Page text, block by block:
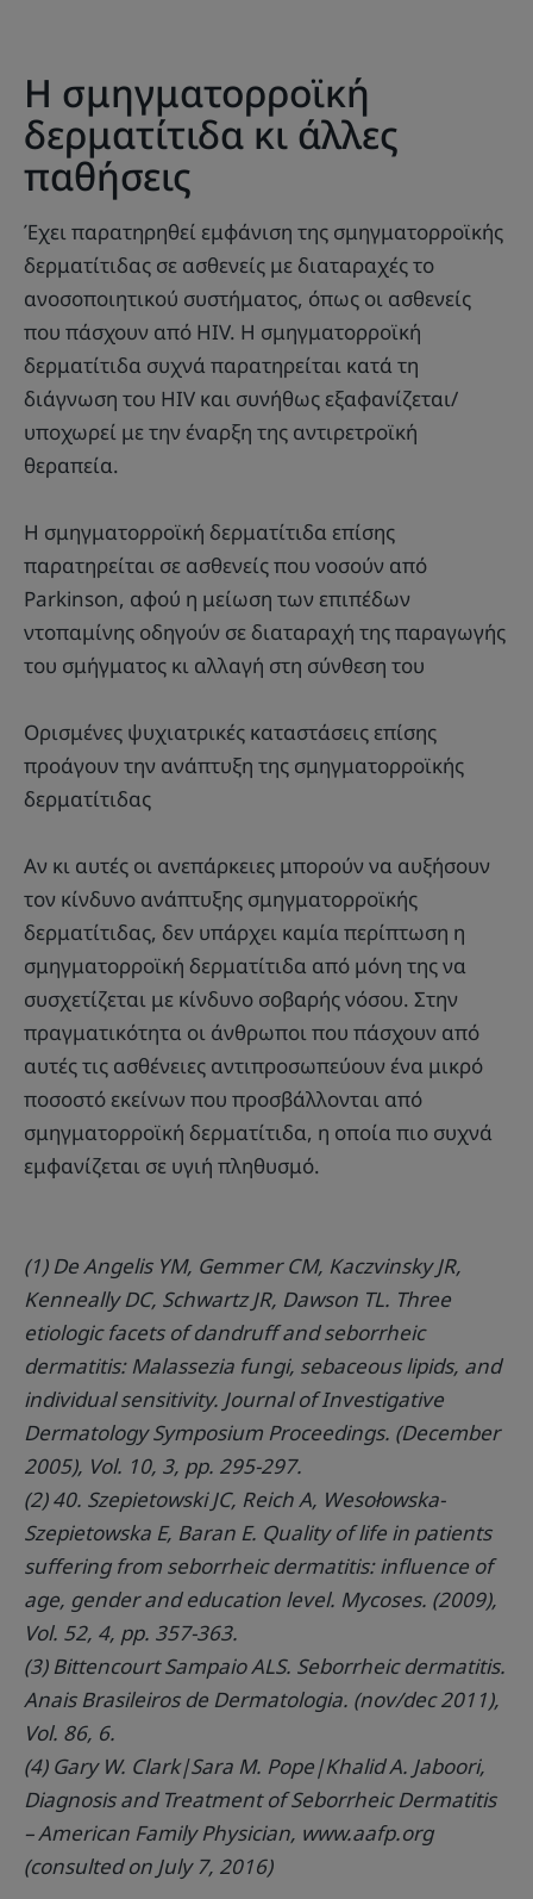
Η σμηγματορροϊκή
δερματίτιδα κι άλλες
παθήσεις
Έχει παρατηρηθεί εμφάνιση της σμηγματορροϊκής
δερματίτιδας σε ασθενείς με διαταραχές το
ανοσοποιητικού συστήματος, όπως οι ασθενείς
που πάσχουν από HIV. Η σμηγματορροϊκή
δερματίτιδα συχνά παρατηρείται κατά τη
διάγνωση του HIV και συνήθως εξαφανίζεται/
υποχωρεί με την έναρξη της αντιρετροϊκή
θεραπεία.
Η σμηγματορροϊκή δερματίτιδα επίσης
παρατηρείται σε ασθενείς που νοσούν από
Parkinson, αφού η μείωση των επιπέδων
ντοπαμίνης οδηγούν σε διαταραχή της παραγωγής
του σμήγματος κι αλλαγή στη σύνθεση του
Ορισμένες ψυχιατρικές καταστάσεις επίσης
προάγουν την ανάπτυξη της σμηγματορροϊκής
δερματίτιδας
Αν κι αυτές οι ανεπάρκειες μπορούν να αυξήσουν
τον κίνδυνο ανάπτυξης σμηγματορροϊκής
δερματίτιδας, δεν υπάρχει καμία περίπτωση η
σμηγματορροϊκή δερματίτιδα από μόνη της να
συσχετίζεται με κίνδυνο σοβαρής νόσου. Στην
πραγματικότητα οι άνθρωποι που πάσχουν από
αυτές τις ασθένειες αντιπροσωπεύουν ένα μικρό
ποσοστό εκείνων που προσβάλλονται από
σμηγματορροϊκή δερματίτιδα, η οποία πιο συχνά
εμφανίζεται σε υγιή πληθυσμό.
(1) De Angelis YM, Gemmer CM, Kaczvinsky JR,
Kenneally DC, Schwartz JR, Dawson TL. Three
etiologic facets of dandruff and seborrheic
dermatitis: Malassezia fungi, sebaceous lipids, and
individual sensitivity. Journal of Investigative
Dermatology Symposium Proceedings. (December
2005), Vol. 10, 3, pp. 295-297.
(2) 40. Szepietowski JC, Reich A, Wesołowska-
Szepietowska E, Baran E. Quality of life in patients
suffering from seborrheic dermatitis: influence of
age, gender and education level. Mycoses. (2009),
Vol. 52, 4, pp. 357-363.
(3) Bittencourt Sampaio ALS. Seborrheic dermatitis.
Anais Brasileiros de Dermatologia. (nov/dec 2011),
Vol. 86, 6.
(4) Gary W. Clark|Sara M. Pope|Khalid A. Jaboori,
Diagnosis and Treatment of Seborrheic Dermatitis
– American Family Physician, www.aafp.org
(consulted on July 7, 2016)